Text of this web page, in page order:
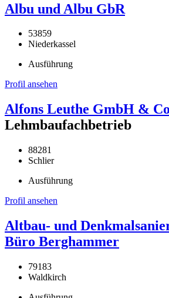
Albu und Albu GbR
53859
Niederkassel
Ausführung
Profil ansehen
Alfons Leuthe GmbH &
Lehmbaufachbetrieb
88281
Schlier
Ausführung
Profil ansehen
Altbau- und
Büro Berghammer
79183
Waldkirch